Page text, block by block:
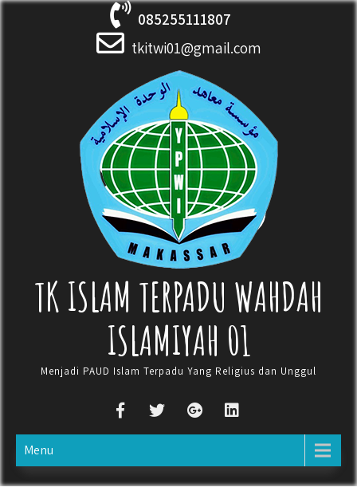
Skip
085255111807
tkitwi01@gmail.com
TK ISLAM TERPADU WAHDAH
ISLAMIYAH 01
Menjadi PAUD Islam Terpadu Yang Religius dan Unggul
Menu